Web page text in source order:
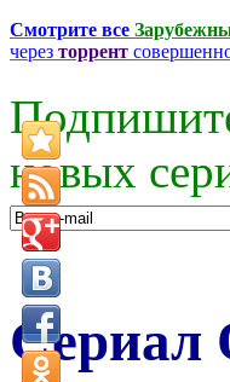
Смотрите все
через торрент
новых
Сериал